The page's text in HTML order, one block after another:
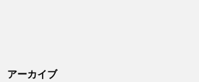
アーカイブ